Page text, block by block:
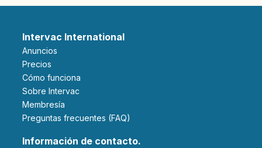
Intervac International
Anuncios
Precios
Cómo funciona
Sobre Intervac
Membresía
Preguntas frecuentes (FAQ)
Información de contacto.